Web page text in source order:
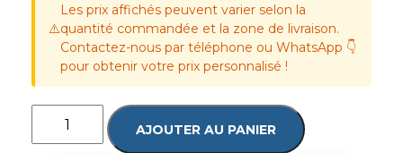
⚠️
Les prix affichés peuvent varier selon la
quantité commandée et la zone de livraison.
Contactez-nous par téléphone ou WhatsApp 👇
pour obtenir votre prix personnalisé !
AJOUTER AU PANIER